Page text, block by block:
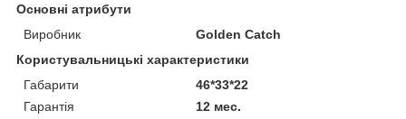
Основні атрибути
Виробник
Golden Catch
Користувальницькі характеристики
Габарити
46*33*22
Гарантія
12 мес.